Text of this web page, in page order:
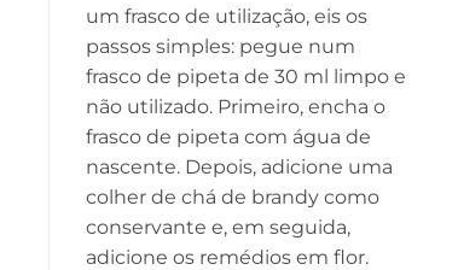
um frasco de utilização, eis os
passos simples: pegue num
frasco de pipeta de 30 ml limpo e
não utilizado. Primeiro, encha o
frasco de pipeta com água de
nascente. Depois, adicione uma
colher de chá de brandy como
conservante e, em seguida,
adicione os remédios em flor.